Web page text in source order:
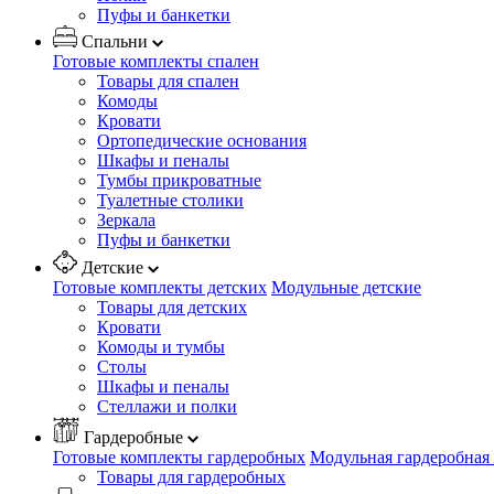
Пуфы и банкетки
Спальни
Готовые комплекты спален
Товары для спален
Комоды
Кровати
Ортопедические основания
Шкафы и пеналы
Тумбы прикроватные
Туалетные столики
Зеркала
Пуфы и банкетки
Детские
Готовые комплекты детских Модульные детские
Товары для детских
Кровати
Комоды и тумбы
Столы
Шкафы и пеналы
Стеллажи и полки
Гардеробные
Готовые комплекты гардеробных Модульная
Товары для гардеробных